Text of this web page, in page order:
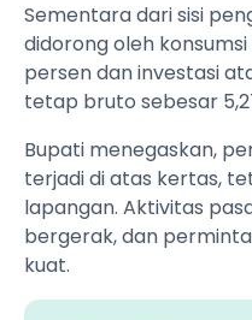
Sementara dari sisi
didorong oleh
persen dan investasi
tetap bruto sebesar
Bupati menegaskan,
terjadi di atas kertas,
lapangan. Aktivitas
bergerak, dan
kuat.